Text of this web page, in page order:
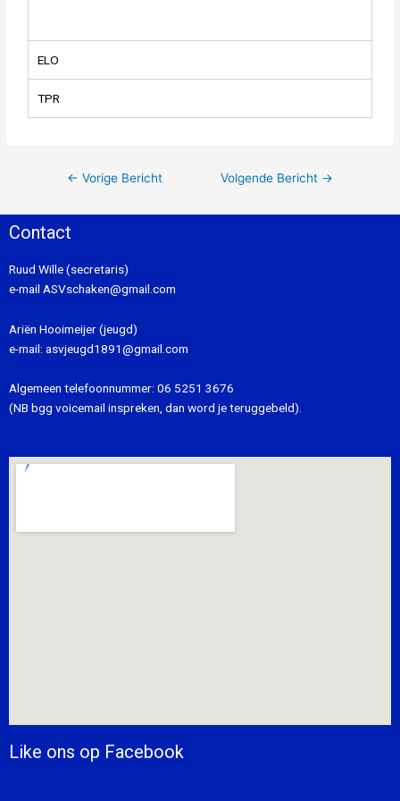
ELO
TPR
← Vorige Bericht Volgende Bericht →
Contact
Ruud Wille (secretaris)
e-mail ASVschaken@gmail.com
Ariën Hooimeijer (jeugd)
e-mail: asvjeugd1891@gmail.com
Algemeen telefoonnummer: 06 5251 3676
(NB bgg voicemail inspreken, dan word je teruggebeld).
Like ons op Facebook